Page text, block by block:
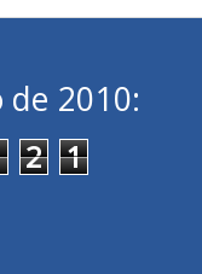
de 2010:
2 1